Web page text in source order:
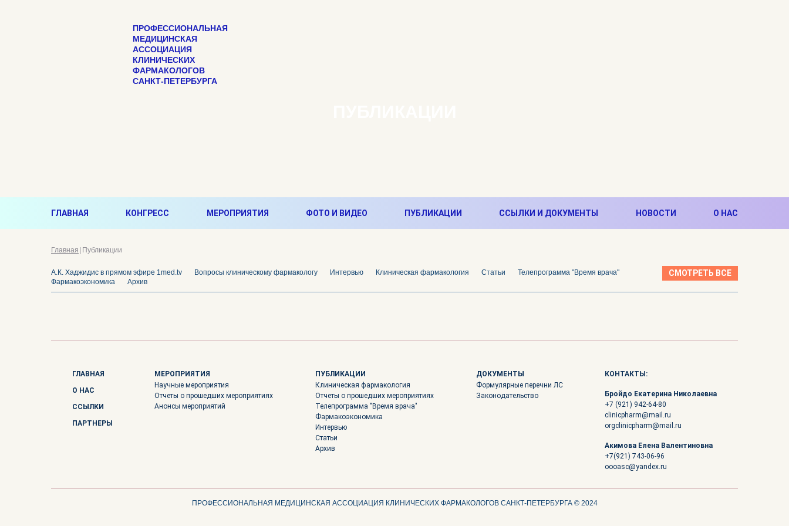
ПРОФЕССИОНАЛЬНАЯ
МЕДИЦИНСКАЯ
АССОЦИАЦИЯ
КЛИНИЧЕСКИХ
ФАРМАКОЛОГОВ
САНКТ-ПЕТЕРБУРГА
ГЛАВНАЯ КОНГРЕСС МЕРОПРИЯТИЯ ФОТО И ВИДЕО ПУБЛИКАЦИИ ССЫЛКИ И ДОКУМЕНТЫ НОВОСТИ О НАС
Главная Публикации
А.К. Хаджидис в прямом эфире 1med.tv Вопросы клиническому фармакологу Интервью Клиническая фармакология Статьи
Телепрограмма "Время врача"
Фармакоэкономика
Архив
СМОТРЕТЬ ВСЕ
ГЛАВНАЯ
О НАС
ССЫЛКИ
ПАРТНЕРЫ
МЕРОПРИЯТИЯ
Научные мероприятия
Отчеты о прошедших мероприятиях
Анонсы мероприятий
ПУБЛИКАЦИИ
Клиническая фармакология
Отчеты о прошедших мероприятиях
Телепрограмма "Время врача"
Фармакоэкономика
Интервью
Статьи
Архив
ДОКУМЕНТЫ
Формулярные перечни ЛС
Законодательство
КОНТАКТЫ:
Бройдо Екатерина Николаевна
+7 (921) 942-64-80
clinicpharm@mail.ru
orgclinicpharm@mail.ru
Акимова Елена Валентиновна
+7(921) 743-06-96
oooasc@yandex.ru
ПРОФЕССИОНАЛЬНАЯ МЕДИЦИНСКАЯ АССОЦИАЦИЯ КЛИНИЧЕСКИХ ФАРМАКОЛОГОВ САНКТ-ПЕТЕРБУРГА © 2024